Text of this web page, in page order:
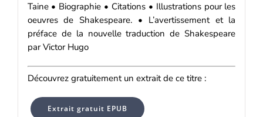
Taine • Biographie • Citations • Illustrations pour les
oeuvres de Shakespeare. • L’avertissement et la
préface de la nouvelle traduction de Shakespeare
par Victor Hugo
Découvrez gratuitement un extrait de ce titre :
Extrait gratuit EPUB